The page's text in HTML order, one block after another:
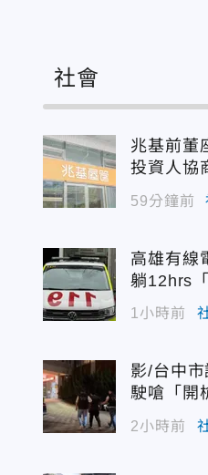
社會
兆基前董
投資人協
59分鐘前
高雄有線
躺12hrs
現
1小時前
影/台中
駛嗆「開
2小時前